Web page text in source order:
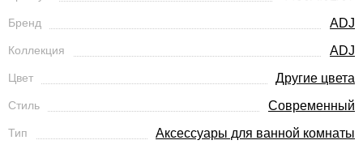
Бренд ADJ
Коллекция ADJ
Цвет Другие цвета
Стиль Современный
Тип Аксессуары для ванной комнаты